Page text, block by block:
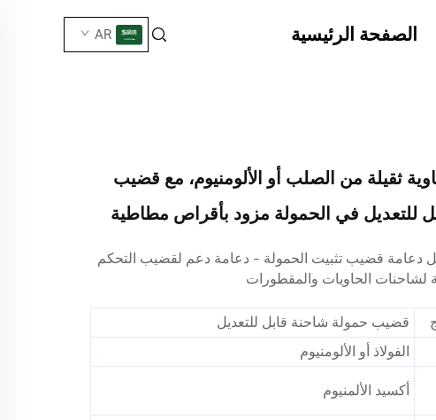
الصفحة الرئيسية AR
ثقيلة من الصلب أو الألومنيوم، مع قضيب
للتعديل في الحمولة مزود بأقراص مطاطية
دعامة قضيب تثبيت الحمولة – دعامة دعم لقضيب التحكم
لشاحنات الحاويات والمقطورات
قضيب حمولة شاحنة قابل للتعديل
الفولاذ أو الألومنيوم
أكسيد الألمنيوم